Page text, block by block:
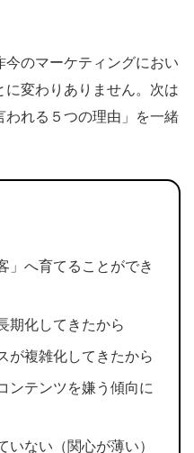
のマーケティングにおい
変わりありません。次は
われる５つの理由」を一緒
」へ育てることができ
期化してきたから
が複雑化してきたから
ンテンツを嫌う傾向に
ない（関心が薄い）